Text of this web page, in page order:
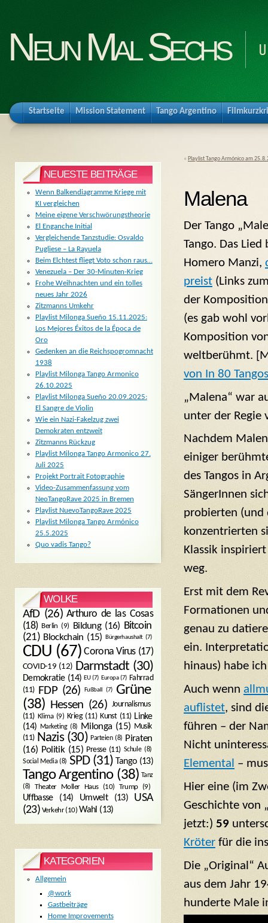
Neun Mal Sechs
Startseite Mission Statement Tango Argentino
« Playlist Tango Armónico am
Malena
Der Tango
Tango. Das
Homero Manzi,
preist (Links
der
(es gab wohl
Komposition
weltberühmt.
von In 80
„Malena“ war
unter der Regie
Nachdem
einiger
des Tangos in
SängerInnen
probierten (und
konzentrierten
Klassik
weg.
Erst mit dem
Formationen
genau zu
ein.
hinaus) habe
Auch wenn
auflistet, sind
führen – der
Nicht
Elemental –
Hier eine (im
Geschichte von
jetzt:) 59
Kröter für die
Die „Original“
aus dem Jahr
hunderte Male
NEUESTE BEITRÄGE
Wenn Balkendiagramme Kriege mit
KI vergleichen
Meine eigene Verschwörungstheorie
El Enganche Initial
Vergleichende Tanzstudie: Osvaldo
Pugliese – La Rayuela
Beim Elchtest fliegt Voto schon raus…
Venezuela – Der 30-Minuten-Krieg
Frohe Weihnachten und ein tolles
neues Jahr 2026
Zitzmanns Umkehr
Playlist Milonga Sueño 15.11.2025:
Los Mejores Éxitos de la Época de
Oro
Gedenken an die Reichspogromnacht
1938
Playlist Milonga Tango Armonico
26.10.2025
Playlist Milonga Sueño 20.09.2025:
El Sangre de Violin
Wie ein Nazi-Fakelzug zwei
Demokraten entzweit
Zitzmanns Rückzug
Playlist Milonga Tango Armonico 27.
Juli 2025
Projekt Portrait Fotographie
Video-Zusammenfassung vom
NeoTangoRave 2025 in Bremen
Playlist NuevoTangoRave 2025
Playlist Milonga Tango Armónico
25.5.2025
Quo vadis Tango?
WOLKE
AfD(26) Arthuro de las Cosas
(18) Berlin (9) Bildung(16) Bitcoin
(21) Blockchain (15) Bürgerhaushalt (7)
CDU (67) Corona Virus(17)
COVID-19 (12) Darmstadt (30)
Demokratie(14) EU(7) Europa(7) Fahrrad
(11)
FDP(26) Fußball (7)
Grüne
(38) Hessen (26) Journalismus
(11) Klima(9) Krieg(11) Kunst(11) Linke
(14) Marketing(8) Milonga(15) Musik
(11) Nazis(30) Parteien(8) Piraten
(16) Politik(15) Presse(11) Schule(8)
Social Media (8) SPD(31) Tango(13)
Tango Argentino(38) Tanz
(8)
Theater Moller Haus(10) Trump(9)
Uffbasse(14) Umwelt(13)
USA
(23) Verkehr(10) Wahl (13)
KATEGORIEN
Allgemein
@work
Gastbeiträge
Home Improvements